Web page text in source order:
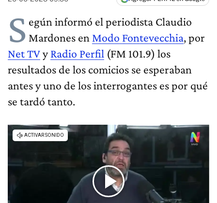
S egún informó el periodista Claudio
Mardones en Modo Fontevecchia, por
Net TVyRadio Perfil (FM 101.9) los
resultados de los comicios se esperaban
antes y uno de los interrogantes es por qué
se tardó tanto.